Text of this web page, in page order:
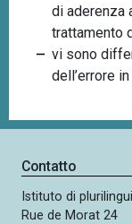
di aderenza
trattamento
vi sono
dell’errore
Contatto
Istituto di
Rue de Morat 24